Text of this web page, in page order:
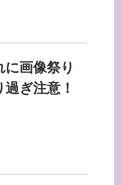
に画像祭り
過ぎ注意！